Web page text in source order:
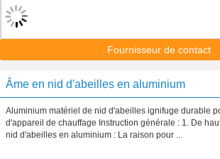
Fournisseur de contact
Âme en nid d'abeilles en aluminium
Aluminium matériel de nid d'abeilles ignifuge durable
d'appareil de chauffage Instruction générale : 1. De
nid d'abeilles en aluminium : La raison pour ...